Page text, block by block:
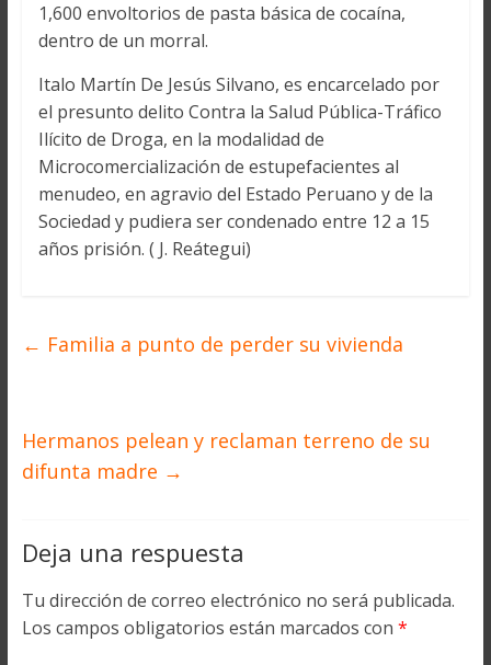
1,600 envoltorios de pasta básica de cocaína,
dentro de un morral.
Italo Martín De Jesús Silvano, es encarcelado por
el presunto delito Contra la Salud Pública-Tráfico
Ilícito de Droga, en la modalidad de
Microcomercialización de estupefacientes al
menudeo, en agravio del Estado Peruano y de la
Sociedad y pudiera ser condenado entre 12 a 15
años prisión. ( J. Reátegui)
← Familia a punto de perder su vivienda
Hermanos pelean y reclaman terreno de su
difunta madre →
Deja una respuesta
Tu dirección de correo electrónico no será publicada.
Los campos obligatorios están marcados con *